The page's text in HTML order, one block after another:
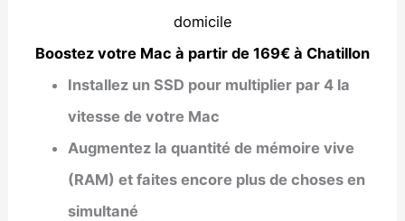
domicile
Boostez votre Mac à partir de 169€ à Chatillon
Installez un SSD pour multiplier par 4 la
vitesse de votre Mac
Augmentez la quantité de mémoire vive
(RAM) et faites encore plus de choses en
simultané